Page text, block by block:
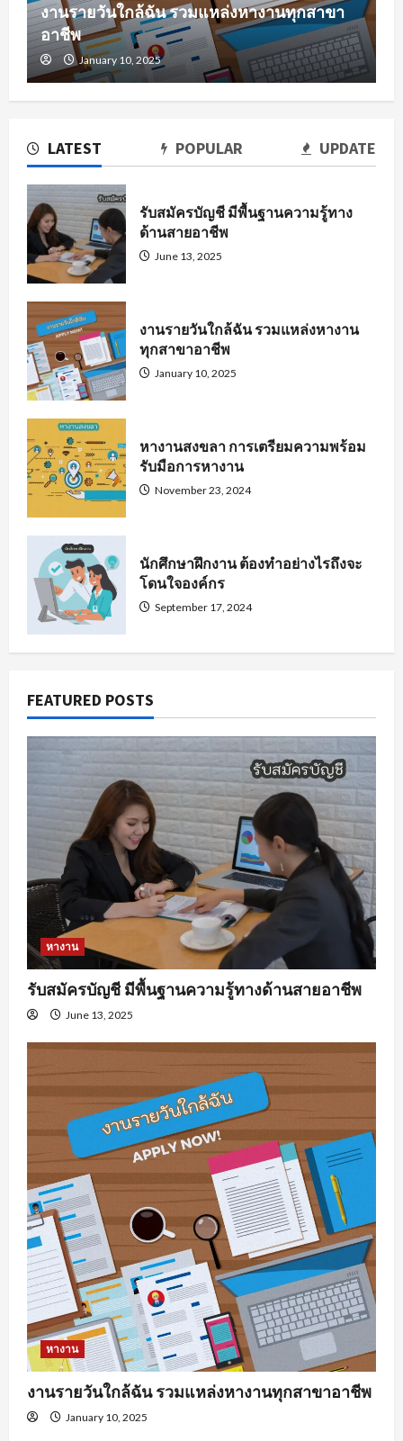
LATEST POPULAR UPDATE
รับสมัครบัญชี มีพื้นฐานความรู้ทาง
ด้านสายอาชีพ
June 13, 2025
งานรายวันใกล้ฉัน รวมแหล่งหางาน
ทุกสาขาอาชีพ
January 10, 2025
หางานสงขลา การเตรียมความพร้อม
รับมือการหางาน
November 23, 2024
นักศึกษาฝึกงาน ต้องทำอย่างไรถึงจะ
โดนใจองค์กร
September 17, 2024
งานรายวันใกล้ฉัน รวมแหล่งหางานทุกสาขา
อาชีพ
January 10, 2025
FEATURED POSTS
หางาน
รับสมัครบัญชี มีพื้นฐานความรู้ทางด้านสายอาชีพ
June 13, 2025
หางาน
งานรายวันใกล้ฉัน รวมแหล่งหางานทุกสาขาอาชีพ
January 10, 2025